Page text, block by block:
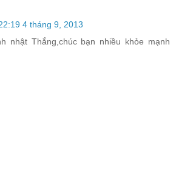
4 tháng 9, 2013
nhật Thắng,chúc bạn nhiều khỏe mạnh